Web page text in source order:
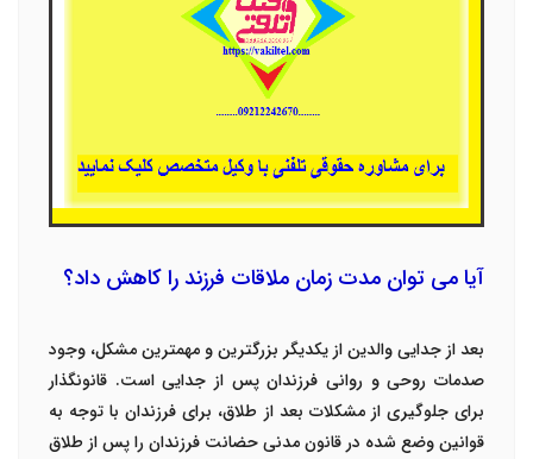
آیا می توان مدت زمان ملاقات فرزند را کاهش داد؟
بعد از جدایی والدین از یکدیگر بزرگترین و مهمترین مشکل، وجود
صدمات روحی و روانی فرزندان پس از جدایی است. قانونگذار
برای جلوگیری از مشکلات بعد از طلاق، برای فرزندان با توجه به
قوانین وضع شده در قانون مدنی حضانت فرزندان را پس از طلاق